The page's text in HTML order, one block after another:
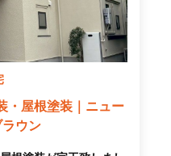
・屋根塗装｜ニュー
ラウン